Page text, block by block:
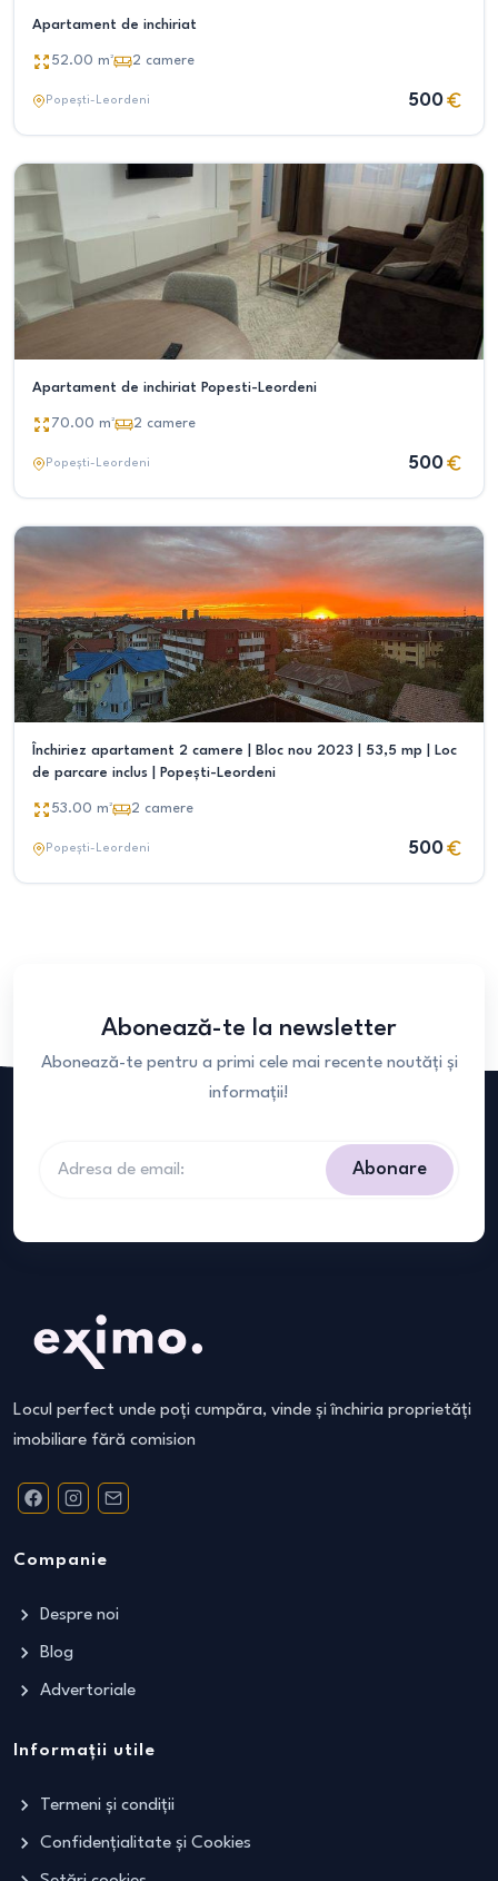
Apartament de inchiriat
52.00 m² 2 camere
Popești-Leordeni 500
Apartament de inchiriat Popesti-Leordeni
70.00 m² 2 camere
Popești-Leordeni 500
Închiriez apartament 2 camere | Bloc nou 2023 | 53,5 mp | Loc
de parcare inclus | Popești-Leordeni
53.00 m² 2 camere
Popești-Leordeni 500
Abonează-te la newsletter
Abonează-te pentru a primi cele mai recente noutăți și
informații!
Abonare
Locul perfect unde poți cumpăra, vinde și închiria proprietăți
imobiliare fără comision
Companie
Despre noi
Blog
Advertoriale
Informații utile
Termeni și condiții
Confidențialitate și Cookies